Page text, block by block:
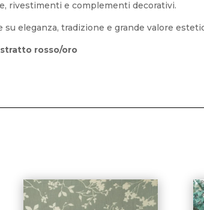
rivestimenti e complementi decorativi.
eleganza, tradizione e grande valore
rosso/oro